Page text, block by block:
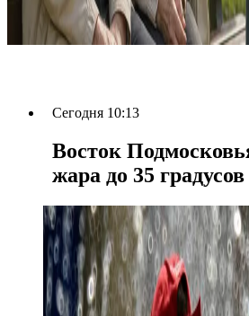
Сегодня 10:13
Восток
жара до 35 градусов